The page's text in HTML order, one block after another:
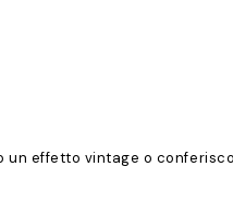
effetto vintage o